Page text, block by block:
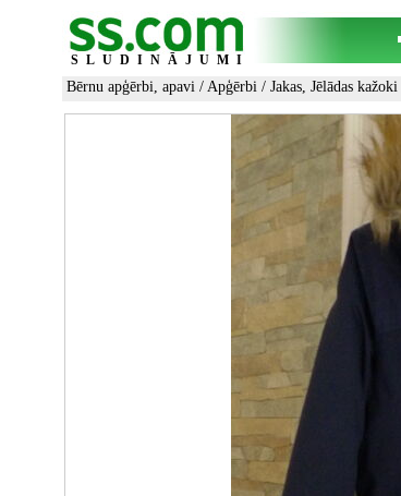
SLUDINĀJUMI
Bērnu apģērbi, apavi / Apģērbi / Jakas, Jēlādas kažoki